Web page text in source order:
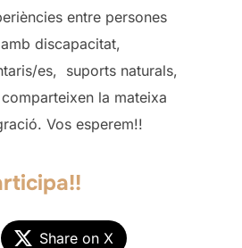
entre persones
discapacitat,
es, suports naturals,
la mateixa
Vos esperem!!
Share on X